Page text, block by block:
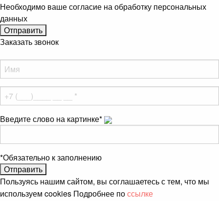
Необходимо ваше согласие на обработку персональных
данных
Заказать звонок
Введите слово на картинке*
*Обязательно к заполнению
Пользуясь нашим сайтом, вы соглашаетесь с тем, что мы
используем cookies Подробнее поссылке